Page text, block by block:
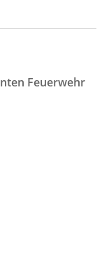
Feuerwehr